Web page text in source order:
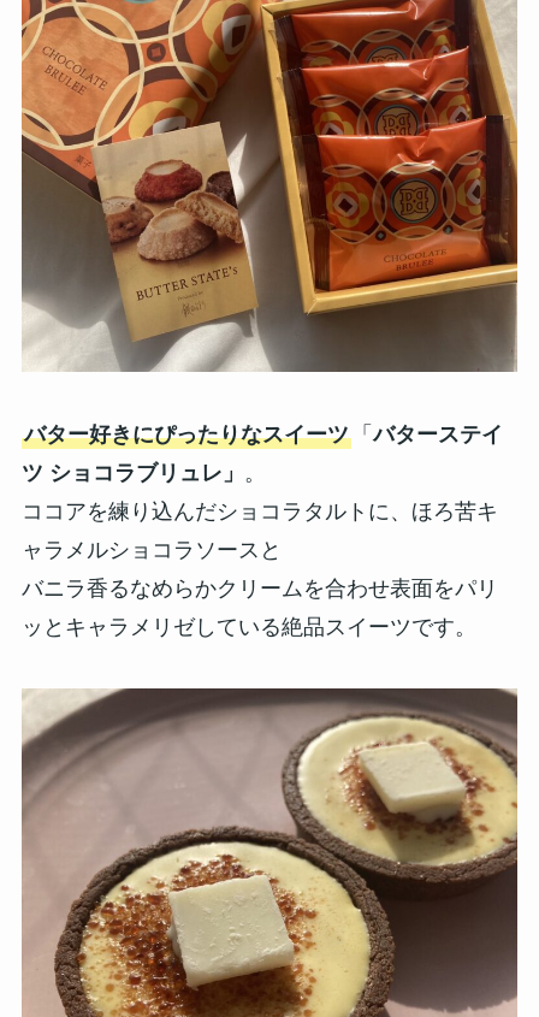
バター好きにぴったりなスイーツ「バターステイ
ツ ショコラブリュレ」 。
ココアを練り込んだショコラタルトに、ほろ苦キ
ャラメルショコラソースと
バニラ香るなめらかクリームを合わせ表面をパリ
ッとキャラメリゼしている絶品スイーツです。